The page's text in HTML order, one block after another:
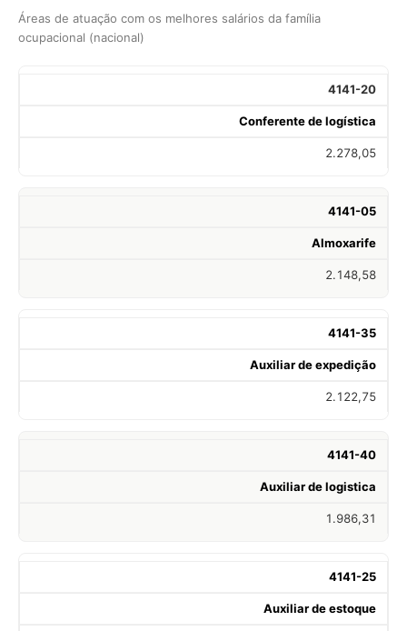
Áreas de atuação com os melhores salários da família
ocupacional (nacional)
4141-20
Conferente de logística
2.278,05
4141-05
Almoxarife
2.148,58
4141-35
Auxiliar de expedição
2.122,75
4141-40
Auxiliar de logistica
1.986,31
4141-25
Auxiliar de estoque